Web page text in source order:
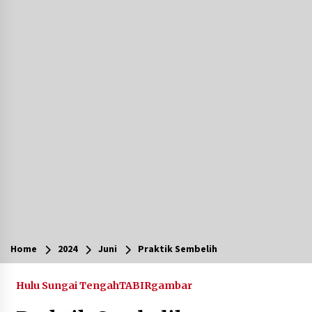
Balangan Boyong Trofi Juara Pertama Lomba
B2SA Kalsel
Program Pelatihan Operator Alat Berat GTO
Home 2024 Juni Praktik Sembelih
Hulu Sungai TengahTABIRgambar